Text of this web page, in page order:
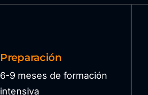
Preparación
6-9 meses de formación
intensiva